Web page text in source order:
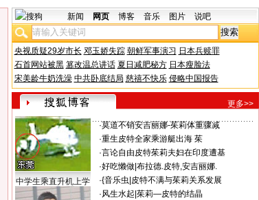
新闻 网页 博客 音乐 图片 说吧
央视质疑29岁市长 邓玉娇失踪 朝鲜军事演习 日本兵赎罪
石首网站被黑 篡改温总讲话 夏日减肥秘方 日本瘦脸法
宋美龄牛奶洗澡 中共卧底结局 慈禧不快乐 侵略中国报告
更多>>
中学生乘直升机上学
·莫道不销安吉丽娜-茱莉体重骤减
·重生皮特全家乘游艇出海 茱
·言论自由皮特茱莉夫妇在印度遭基
·好吃懒做| 布拉德.皮特,安吉丽娜.
·{音乐虫 皮特不满与茱莉关系发展
·风生水起 茱莉—皮特的结晶